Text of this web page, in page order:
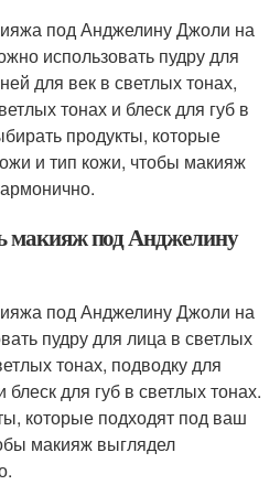
под Анджелину Джоли на
использовать пудру для
для век в светлых тонах,
тонах и блеск для губ в
продукты, которые
и тип кожи, чтобы макияж
макияж под Анджелину
под Анджелину Джоли на
пудру для лица в светлых
тонах, подводку для
для губ в светлых тонах.
которые подходят под ваш
макияж выглядел